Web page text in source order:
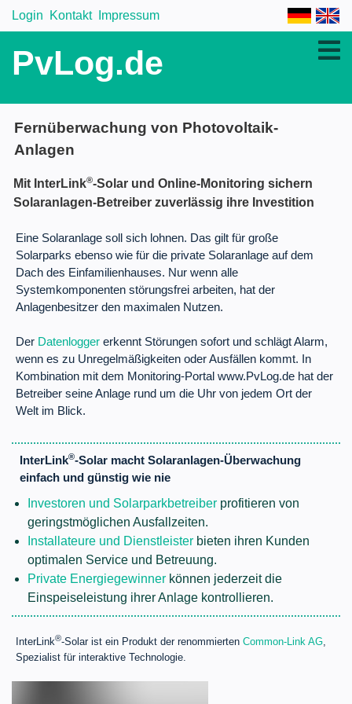
Login Kontakt Impressum
PvLog.de
Fernüberwachung von Photovoltaik-
Anlagen
Mit InterLink®-Solar und Online-Monitoring sichern
Solaranlagen-Betreiber zuverlässig ihre Investition
Eine Solaranlage soll sich lohnen. Das gilt für große
Solarparks ebenso wie für die private Solaranlage auf dem
Dach des Einfamilienhauses. Nur wenn alle
Systemkomponenten störungsfrei arbeiten, hat der
Anlagenbesitzer den maximalen Nutzen.
Der Datenlogger erkennt Störungen sofort und schlägt Alarm,
wenn es zu Unregelmäßigkeiten oder Ausfällen kommt. In
Kombination mit dem Monitoring-Portal www.PvLog.de hat der
Betreiber seine Anlage rund um die Uhr von jedem Ort der
Welt im Blick.
InterLink®-Solar macht Solaranlagen-Überwachung
einfach und günstig wie nie
Investoren und Solarparkbetreiber profitieren von
geringstmöglichen Ausfallzeiten.
Installateure und Dienstleister bieten ihren Kunden
optimalen Service und Betreuung.
Private Energiegewinner können jederzeit die
Einspeiseleistung ihrer Anlage kontrollieren.
InterLink®-Solar ist ein Produkt der renommierten Common-Link AG,
Spezialist für interaktive Technologie.